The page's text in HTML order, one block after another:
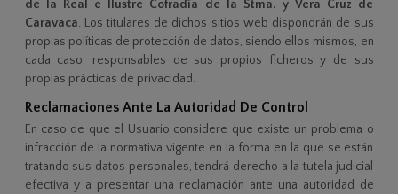
de la Real e Ilustre Cofradía de la Stma. y Vera Cruz de
Caravaca. Los titulares de dichos sitios web dispondrán de sus
propias políticas de protección de datos, siendo ellos mismos, en
cada caso, responsables de sus propios ficheros y de sus
propias prácticas de privacidad.
Reclamaciones Ante La Autoridad De Control
En caso de que el Usuario considere que existe un problema o
infracción de la normativa vigente en la forma en la que se están
tratando sus datos personales, tendrá derecho a la tutela judicial
efectiva y a presentar una reclamación ante una autoridad de